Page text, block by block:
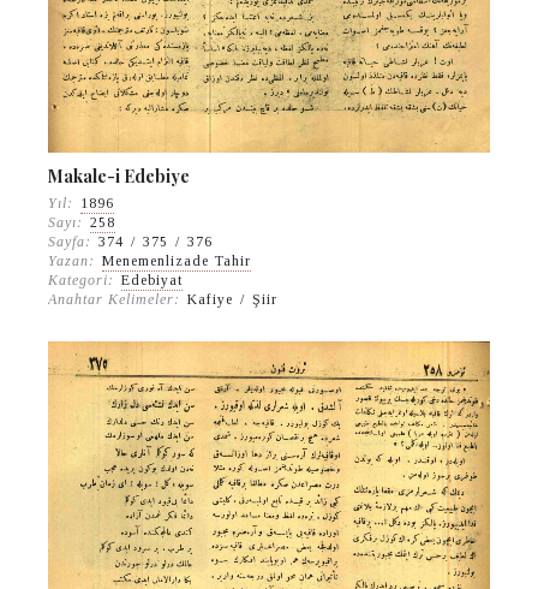
Makale-i Edebiye
Yıl:
1896
Sayı: 258
Sayfa: 374 / 375 / 376
Yazan: Menemenlizade Tahir
Kategori: Edebiyat
Anahtar Kelimeler: Kafiye / Şiir